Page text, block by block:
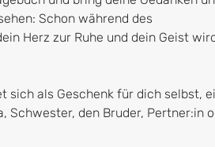
Schon während des
Herz zur Ruhe und dein Geist
sich als Geschenk für dich selbst,
Schwester, den Bruder, Pertner:in